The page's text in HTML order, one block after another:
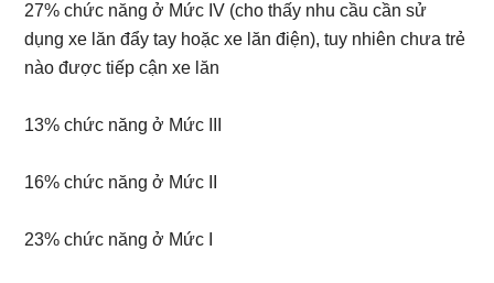
27% chức năng ở Mức IV (cho thấy nhu cầu cần sử
dụng xe lăn đẩy tay hoặc xe lăn điện), tuy nhiên chưa trẻ
nào được tiếp cận xe lăn
13% chức năng ở Mức III
16% chức năng ở Mức II
23% chức năng ở Mức I